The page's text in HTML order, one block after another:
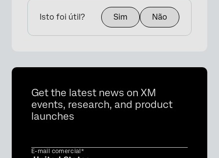
Isto foi útil? Sim Não
Get the latest news on XM
events, research, and product
launches
E-mail comercial*